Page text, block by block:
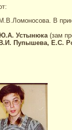
В
Ю.А. Устынюка (зам
Пупышева, Е.С.